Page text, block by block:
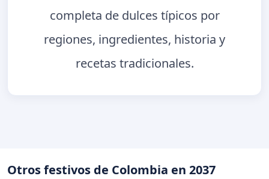
completa de dulces típicos por
regiones, ingredientes, historia y
recetas tradicionales.
Otros festivos de Colombia en 2037